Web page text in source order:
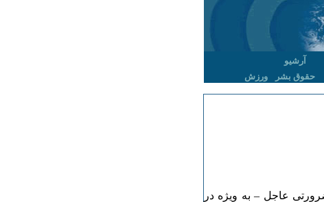
آرشیو
حقوق بشر ورزش
عاجل – به ویژه در